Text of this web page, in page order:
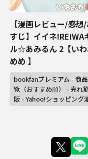
【漫画レビュー/感想
すじ】イイネ!REIWA
ル☆あみるん 2【い
めめ 】
bookfanプレミアム - 商
覧（おすすめ順） - 売れ
販 - Yahoo!ショッピング